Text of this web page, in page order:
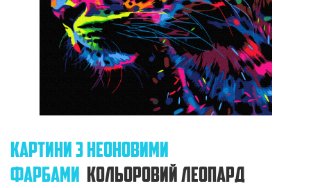
КАРТИНИ З НЕОНОВИМИ
ФАРБАМИ КОЛЬОРОВИЙ ЛЕОПАРД